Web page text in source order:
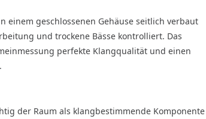
einem geschlossenen Gehäuse seitlich verbaut
und trockene Bässe kontrolliert. Das
perfekte Klangqualität und einen
der Raum als klangbestimmende Komponente